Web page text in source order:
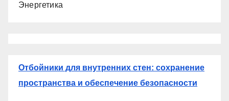
Энергетика
Отбойники для внутренних стен: сохранение
пространства и обеспечение безопасности